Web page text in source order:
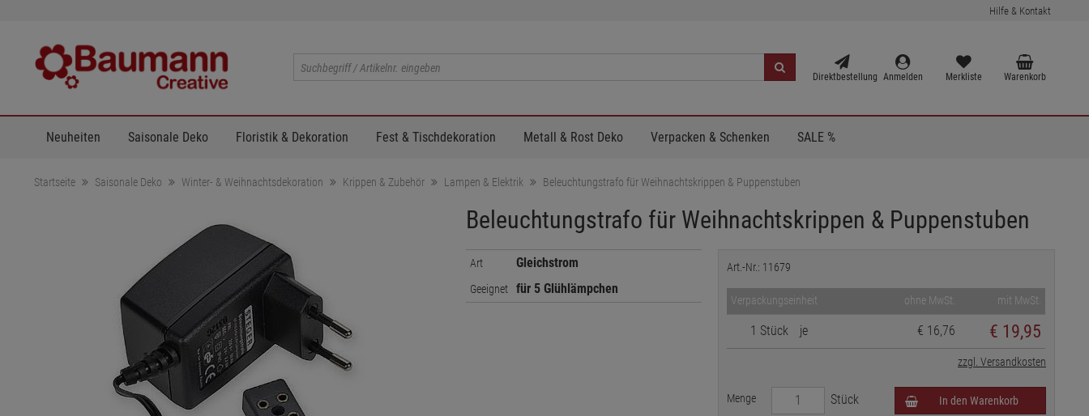
Hilfe & Kontakt
Direktbestellung Anmelden Merkliste Warenkorb
Neuheiten Saisonale Deko Floristik & Dekoration Fest & Tischdekoration Metall & Rost Deko Verpacken & Schenken SALE %
Startseite Saisonale Deko Winter- & Weihnachtsdekoration Krippen & Zubehör Lampen & Elektrik Beleuchtungstrafo für Weihnachtskrippen & Puppenstuben
Beleuchtungstrafo für Weihnachtskrippen & Puppenstuben
Art Gleichstrom
Geeignet für 5 Glühlämpchen
Art.-Nr.: 11679
Verpackungseinheit ohne MwSt. mit MwSt.
1 Stück je € 16,76 € 19,95
zzgl. Versandkosten
Menge Stück In den Warenkorb